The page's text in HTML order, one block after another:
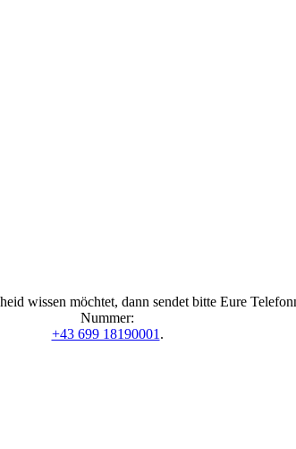
wissen möchtet, dann sendet bitte Eure
Nummer:
+43 699 18190001 .